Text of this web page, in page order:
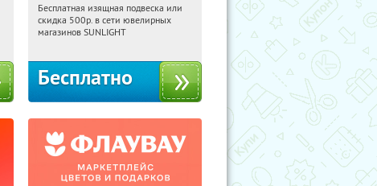
04:43:16 Получили:
Россия
Бесплатная изящная подвеска или
скидка 500р. в сети ювелирных
магазинов SUNLIGHT
Бесплатно